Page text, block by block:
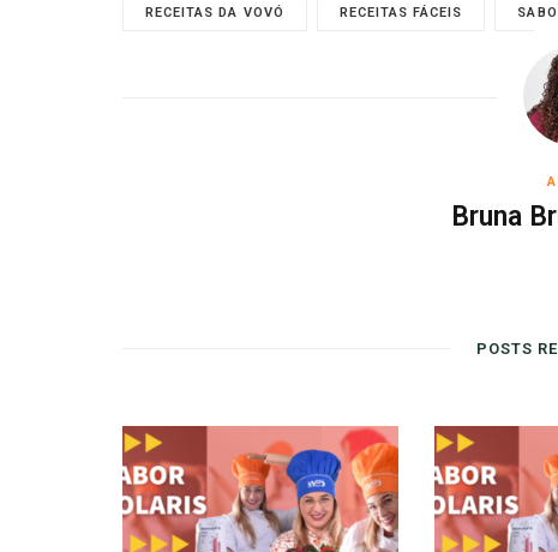
RECEITAS DA VOVÓ RECEITAS FÁCEIS
Bruna
POSTS